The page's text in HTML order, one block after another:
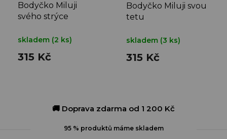
Bodyčko Miluji
svého strýce
skladem (2 ks)
315 Kč
Bodyčko Miluji svou
tetu
skladem (3 ks)
315 Kč
🚚 Doprava zdarma od 1 200 Kč
95 % produktů máme skladem